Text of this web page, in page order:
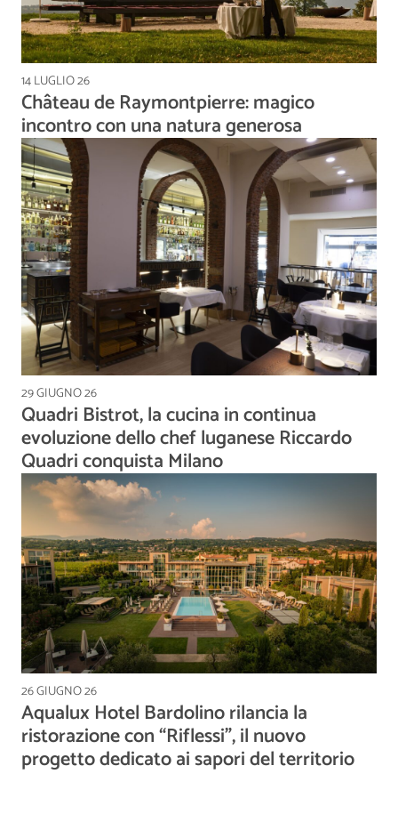
14 LUGLIO 26
Château de Raymontpierre: magico
incontro con una natura generosa
29 GIUGNO 26
Quadri Bistrot, la cucina in continua
evoluzione dello chef luganese Riccardo
Quadri conquista Milano
26 GIUGNO 26
Aqualux Hotel Bardolino rilancia la
ristorazione con “Riflessi”, il nuovo
progetto dedicato ai sapori del territorio